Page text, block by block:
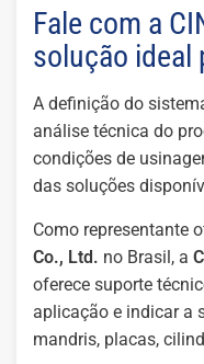
Fale com a
solução ideal
A definição do
análise técnica do
condições de
das soluções
Como representante
Co., Ltd. no Brasil, a
oferece suporte
aplicação e indicar a
mandris, placas,